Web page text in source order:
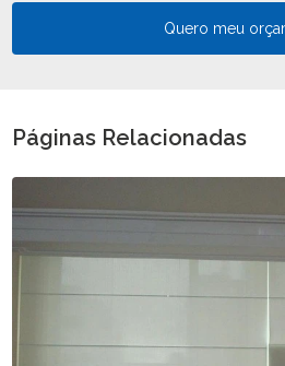
Quero meu
Páginas Relacionadas